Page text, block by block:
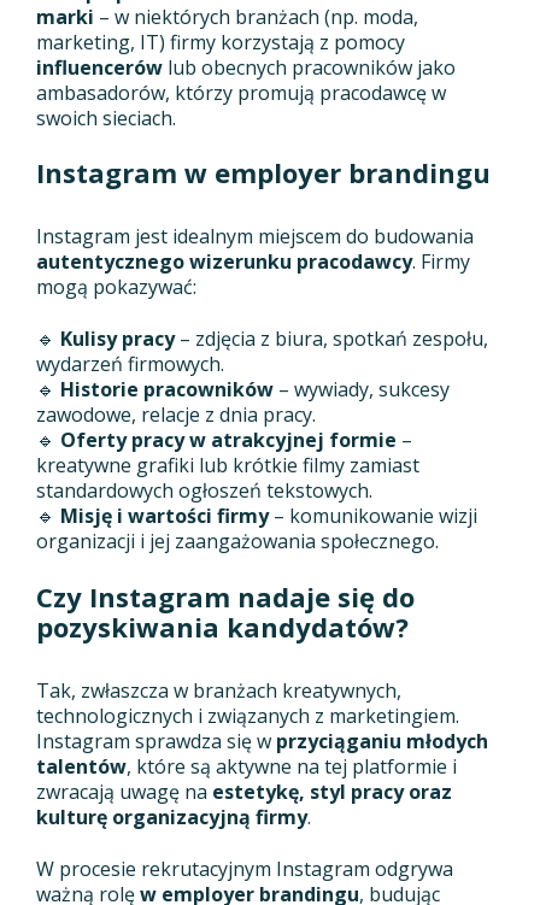
marki – w niektórych branżach (np. moda,
marketing, IT) firmy korzystają z pomocy
influencerów lub obecnych pracowników jako
ambasadorów, którzy promują pracodawcę w
swoich sieciach.
Instagram w employer brandingu
Instagram jest idealnym miejscem do budowania
autentycznego wizerunku pracodawcy. Firmy
mogą pokazywać:
🔹 Kulisy pracy– zdjęcia z biura, spotkań zespołu,
wydarzeń firmowych.
🔹 Historie pracowników – wywiady, sukcesy
zawodowe, relacje z dnia pracy.
🔹 Oferty pracy w atrakcyjnej formie –
kreatywne grafiki lub krótkie filmy zamiast
standardowych ogłoszeń tekstowych.
🔹 Misję i wartości firmy– komunikowanie wizji
organizacji i jej zaangażowania społecznego.
Czy Instagram nadaje się do
pozyskiwania kandydatów?
Tak, zwłaszcza w branżach kreatywnych,
technologicznych i związanych z marketingiem.
Instagram sprawdza się w przyciąganiu młodych
talentów, które są aktywne na tej platformie i
zwracają uwagę na estetykę, styl pracy oraz
kulturę organizacyjną firmy.
W procesie rekrutacyjnym Instagram odgrywa
ważną rolęw employer brandingu, budując